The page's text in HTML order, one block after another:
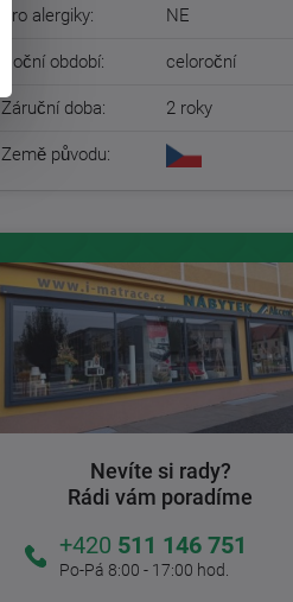
Pro alergiky: NE
Roční období: celoroční
Záruční doba: 2 roky
Země původu:
Nevíte si rady?
Rádi vám poradíme
+420 511 146 751
Po-Pá 8:00 - 17:00 hod.